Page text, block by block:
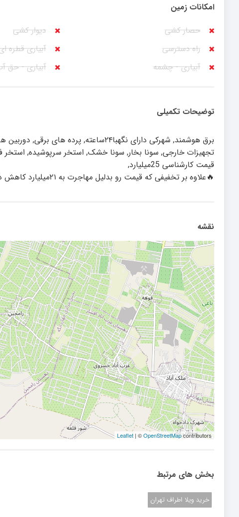
امکانات زمین
حصار کشی
دیوار کشی
راه دسترسی
آبیاری قطره
آبیاری - چشمه
آبیاری - حق
توضیحات تکمیلی
برق هوشمند, شهرکی دارای
تجهیزات خارجی, سونا بخار, سونا خشک, استخر سرپوشیده,
قیمت کارشناسی 25میلیارد,
🔥علاوه بر تخفیفی که قیمت رو بدلیل مهاجرت به ۲۱میلیارد کاهش داده تخفیف جزئی در نشست به خریدار داده میشود.
نقشه
Leaflet | ©OpenStreetMapcontributors
بخش های مرتبط
خرید ویلا اطراف تهران